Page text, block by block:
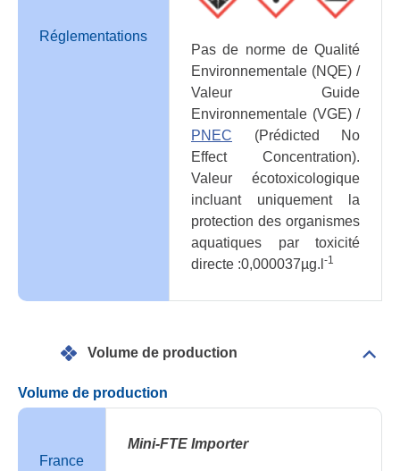
Réglementations
Pas de norme de Qualité
Environnementale (NQE) /
Valeur Guide
Environnementale (VGE) /
PNEC (Prédicted No
Effect Concentration).
Valeur écotoxicologique
incluant uniquement la
protection des organismes
aquatiques par toxicité
directe :0,000037µg.l -1
Volume de production
Volume de production
France
Mini-FTE Importer